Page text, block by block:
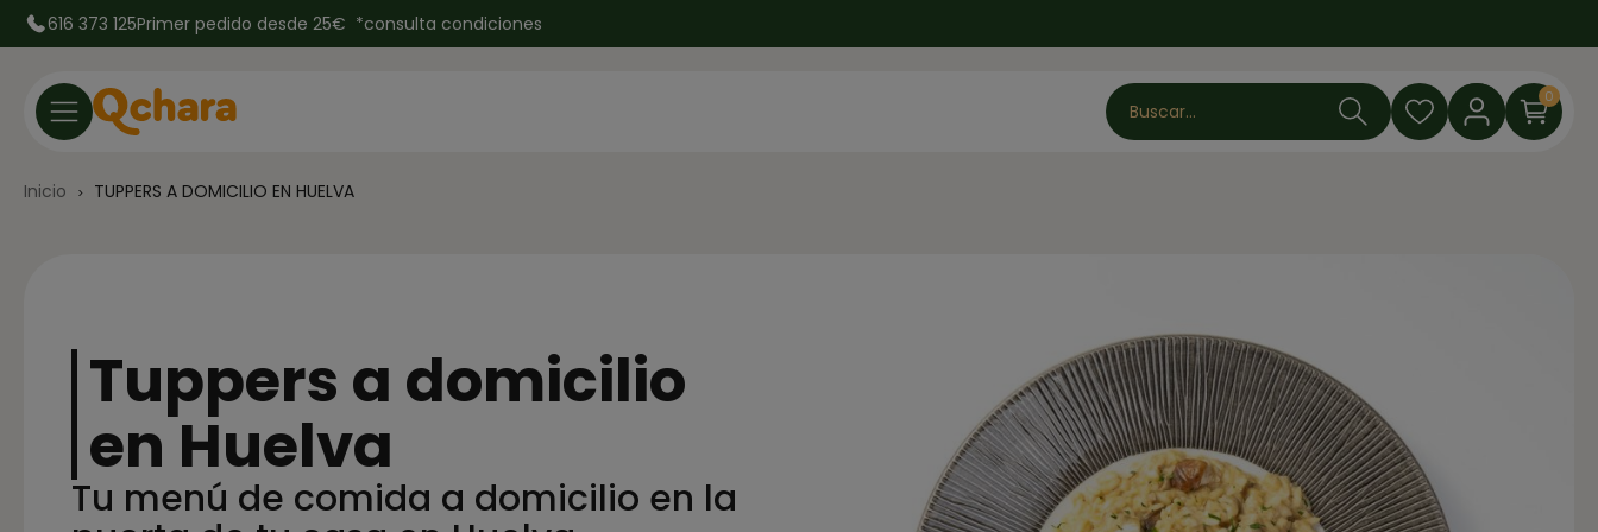
616 373 125Primer pedido desde 25€ *consulta condiciones
Buscar...
0
Inicio TUPPERS A DOMICILIO EN HUELVA
Tuppers a domicilio
en Huelva
Tu menú de comida a domicilio en la